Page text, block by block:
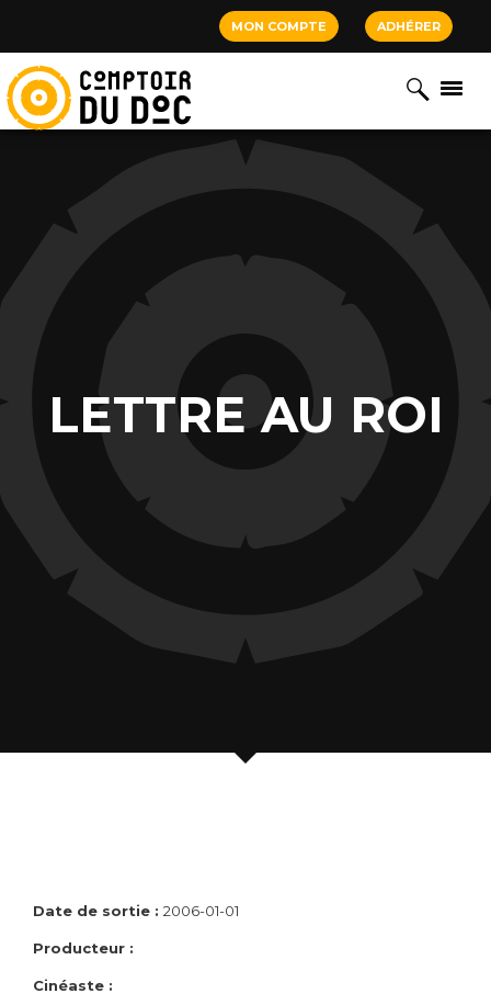
MON COMPTE ADHÉRER
LETTRE AU ROI
Date de sortie : 2006-01-01
Producteur :
Cinéaste :
Cookies management panel